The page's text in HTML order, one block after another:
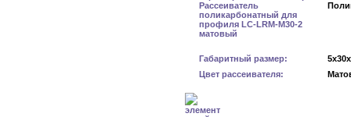
Габаритный размер:
Цвет рассеивателя: